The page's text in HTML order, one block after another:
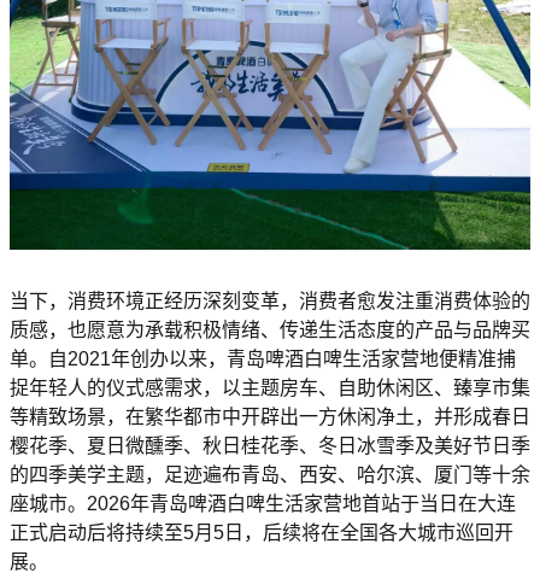
当下，消费环境正经历深刻变革，消费者愈发注重消费体验的
质感，也愿意为承载积极情绪、传递生活态度的产品与品牌买
单。自2021年创办以来，青岛啤酒白啤生活家营地便精准捕
捉年轻人的仪式感需求，以主题房车、自助休闲区、臻享市集
等精致场景，在繁华都市中开辟出一方休闲净土，并形成春日
樱花季、夏日微醺季、秋日桂花季、冬日冰雪季及美好节日季
的四季美学主题，足迹遍布青岛、西安、哈尔滨、厦门等十余
座城市。2026年青岛啤酒白啤生活家营地首站于当日在大连
正式启动后将持续至5月5日，后续将在全国各大城市巡回开
展。